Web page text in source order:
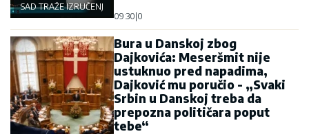
SAD TRAŽE IZRUČENJE
09:30|0
Bura u Danskoj zbog
Dajkovića: Meseršmit nije
ustuknuo pred napadima,
Dajković mu poručio - „Svaki
Srbin u Danskoj treba da
prepozna političara poput
tebe“